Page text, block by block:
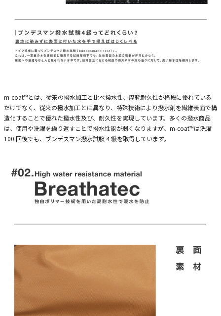
m-coat™とは、従来の撥水加工と比べ撥水性、摩耗耐久性が格段に優れている
だけでなく、従来の撥水加工とは異なり、特殊技術により撥水剤を繊維表面で構
造化することで優れた撥水性及び、耐久性を実現しています。多くの撥水商品
は、使用や洗濯を繰り返すことで撥水性能が弱くなりますが、m-coat™は洗濯
100 回後でも、ブンデスマン撥水試験 4 級を取得しています。